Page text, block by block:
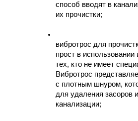
способ вводят в
их прочистки;
вибротрос для
прост в
тех, кто не имеет
Вибротрос
с плотным шнуром,
для удаления засоров
канализации;